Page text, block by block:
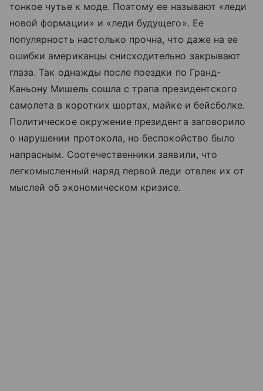
тонкое чутье к моде. Поэтому ее называют «леди
новой формации» и «леди будущего». Ее
популярность настолько прочна, что даже на ее
ошибки американцы снисходительно закрывают
глаза. Так однажды после поездки по Гранд-
Каньону Мишель сошла с трапа президентского
самолета в коротких шортах, майке и бейсболке.
Политическое окружение президента заговорило
о нарушении протокола, но беспокойство было
напрасным. Соотечественники заявили, что
легкомысленный наряд первой леди отвлек их от
мыслей об экономическом кризисе.